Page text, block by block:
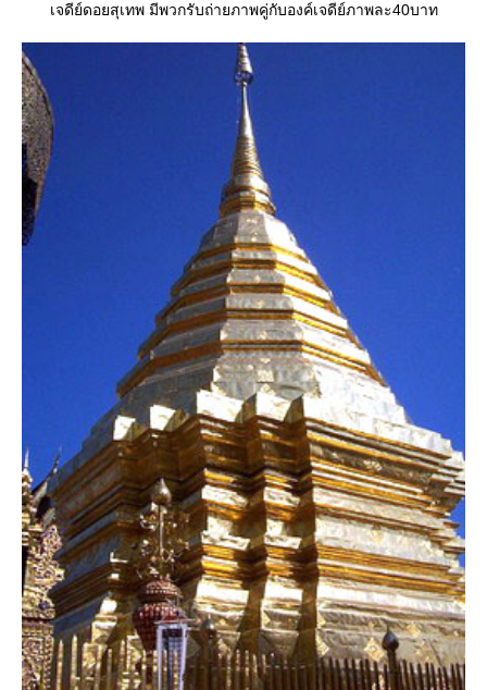
เจดีย์ดอยสุเทพ มีพวกรับถ่ายภาพคู่กับองค์เจดีย์ภาพละ40บาท